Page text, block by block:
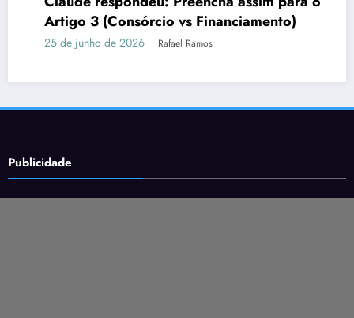
Por que o marketing precisa de imagens
fortes
Publicidade